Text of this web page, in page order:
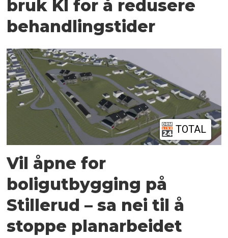
bruk KI for å redusere
behandlingstider
TOTAL
Vil åpne for
boligutbygging på
Stillerud – sa nei til å
stoppe planarbeidet